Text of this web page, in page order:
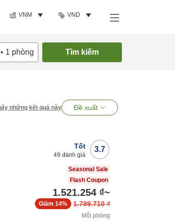
VNM VND
• 1 phòng Tìm kiếm
những kết quả này Đề xuất
3.7
Tốt
49 đánh giá
Seasonal Sale
Flash Coupon
1.521.254 ₫~
1.789.710 ₫
Giảm 14%
Mỗi phòng